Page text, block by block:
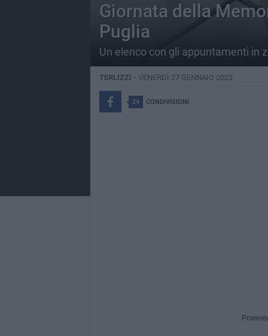
Giornata della
Puglia
Un elenco con gli appuntamenti in
TERLIZZI - VENERDÌ 27 GENNAIO 2023
24 CONDIVISIONI